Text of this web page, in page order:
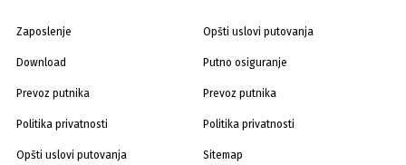
Zaposlenje
Download
Prevoz putnika
Politika privatnosti
Opšti uslovi putovanja
Opšti uslovi putovanja
Putno osiguranje
Prevoz putnika
Politika privatnosti
Sitemap